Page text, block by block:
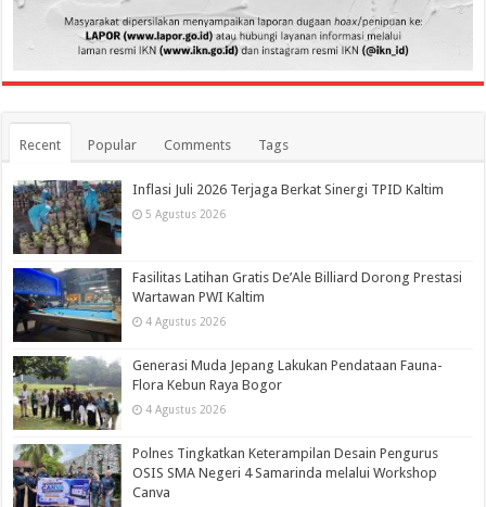
Recent Popular Comments Tags
Inflasi Juli 2026 Terjaga Berkat Sinergi TPID Kaltim
5 Agustus 2026
Fasilitas Latihan Gratis De’Ale Billiard Dorong Prestasi
Wartawan PWI Kaltim
4 Agustus 2026
Generasi Muda Jepang Lakukan Pendataan Fauna-
Flora Kebun Raya Bogor
4 Agustus 2026
Polnes Tingkatkan Keterampilan Desain Pengurus
OSIS SMA Negeri 4 Samarinda melalui Workshop
Canva